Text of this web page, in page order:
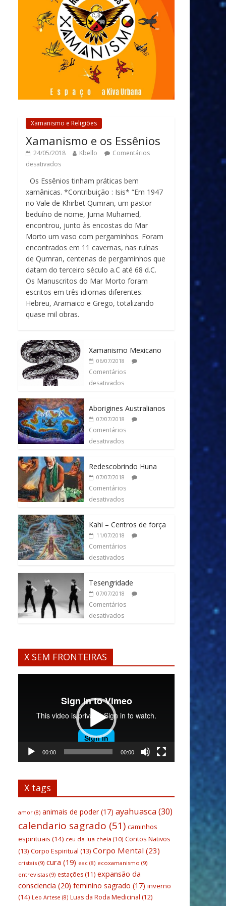
Xamanismo e Religiões
Xamanismo e os Essênios
24/05/2018 Kbello
Comentários
desativados
Os Essênios tinham práticas bem
xamânicas. *Contribuição : Isis* “Em 1947
no Vale de Khirbet Qumran, um pastor
beduíno de nome, Juma Muhamed,
encontrou, junto às encostas do Mar
Morto um vaso com pergaminhos. Foram
encontrados em 11 cavernas, nas ruínas
de Qumran, centenas de pergaminhos que
datam do terceiro século a.C até 68 d.C.
Os Manuscritos do Mar Morto foram
escritos em três idiomas diferentes:
Hebreu, Aramaico e Grego, totalizando
quase mil obras.
Xamanismo Mexicano
06/07/2018
Comentários
desativados
Aborigines Australianos
07/07/2018
Comentários
desativados
Redescobrindo Huna
07/07/2018
Comentários
desativados
Kahi – Centros de força
11/07/2018
Comentários
desativados
Tesengridade
07/07/2018
Comentários
desativados
X SEM FRONTEIRAS
00:00 00:00
X tags
amor (8) animais de poder(17) ayahuasca(30)
calendario sagrado (51) caminhos
espirituais (14) ceu da lua cheia (10) Contos Nativos
(13) Corpo Espiritual (13) Corpo Mental (23)
cristais (9) cura (19) eac (8) ecoxamanismo (9)
entrevistas (9) estações (11) expansão da
consciencia (20) feminino sagrado (17) inverno
(14) Leo Artese (8) Luas da Roda Medicinal (12)